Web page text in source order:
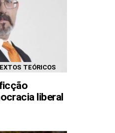
TEÓRICOS
liberal